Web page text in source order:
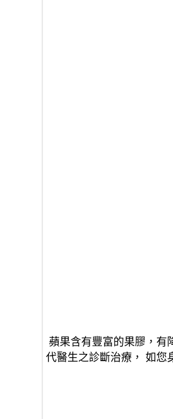
代醫生之診斷治療， 如您